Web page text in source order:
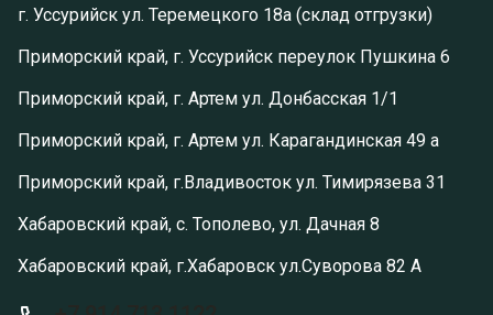
г. Уссурийск ул. Теремецкого 18а (склад отгрузки)
Приморский край, г. Уссурийск переулок Пушкина 6
Приморский край, г. Артем ул. Донбасская 1/1
Приморский край, г. Артем ул. Карагандинская 49 а
Приморский край, г.Владивосток ул. Тимирязева 31
Хабаровский край, с. Тополево, ул. Дачная 8
Хабаровский край, г.Хабаровск ул.Суворова 82 А